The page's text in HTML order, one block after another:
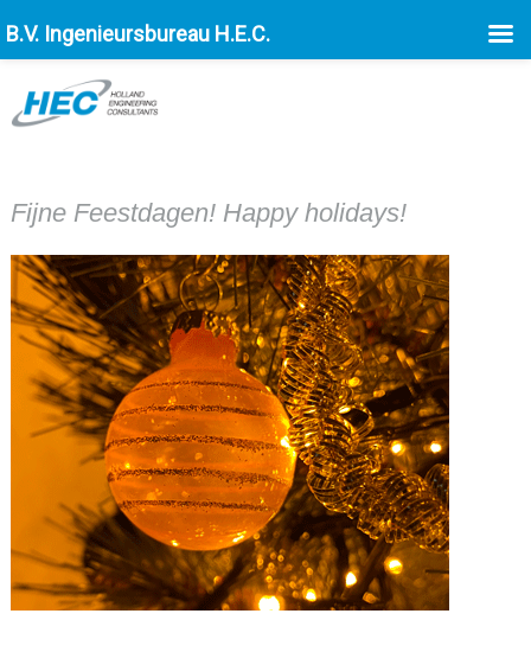
Fijne Feestdagen! Happy holidays!
B.V. Ingenieursbureau H.E.C.